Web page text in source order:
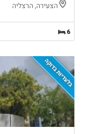
הצעירה, הרצליה
6
בלעדיות בדוקה